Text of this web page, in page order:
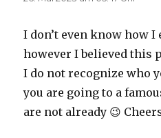
I don’t even know how I
however I believed this
I do not recognize who
you are going to a
are not already 😉